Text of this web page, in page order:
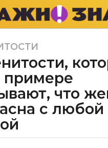
примере
что
с любой